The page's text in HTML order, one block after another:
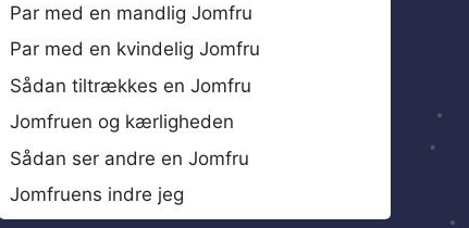
Par med en mandlig Jomfru
Par med en kvindelig Jomfru
Sådan tiltrækkes en Jomfru
Jomfruen og kærligheden
Sådan ser andre en Jomfru
Jomfruens indre jeg